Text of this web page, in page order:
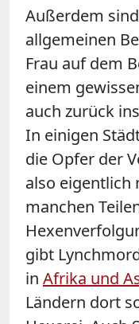
Außerdem
allgemeinen
Frau auf dem
einem
auch zurück
In einigen
die Opfer der
also eigentlich
manchen
gibt
in Afrika und
Ländern dort